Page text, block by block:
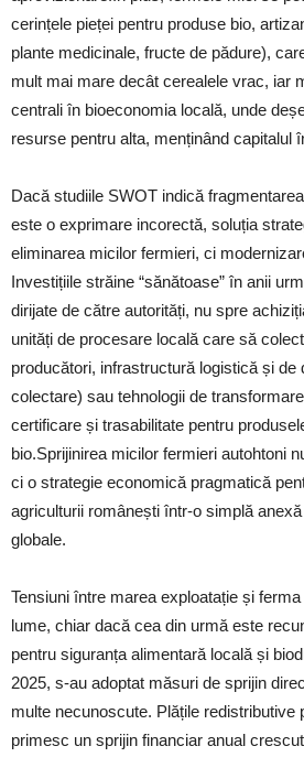
cerințele pieței pentru produse bio,
plante medicinale, fructe de pădure),
mult mai mare decât cerealele vrac, iar
centrali în bioeconomia locală, unde
resurse pentru alta, menținând capitalul
Dacă studiile SWOT indică
este o exprimare incorectă, soluția
eliminarea micilor fermieri, ci
Investițiile străine “sănătoase” în anii
dirijate de către autorități, nu spre
unități de procesare locală care să
producători, infrastructură logistică și de
colectare) sau tehnologii de
certificare și trasabilitate pentru
bio.Sprijinirea micilor fermieri autohtoni
ci o strategie economică pragmatică
agriculturii românești într-o simplă
globale.
Tensiuni între marea exploatație și
lume, chiar dacă cea din urmă este
pentru siguranța alimentară locală și
2025, s-au adoptat măsuri de sprijin
multe necunoscute. Plățile redistributive
primesc un sprijin financiar anual